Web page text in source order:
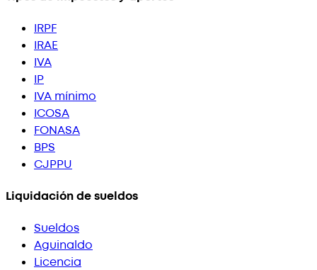
IRPF
IRAE
IVA
IP
IVA mínimo
ICOSA
FONASA
BPS
CJPPU
Liquidación de sueldos
Sueldos
Aguinaldo
Licencia